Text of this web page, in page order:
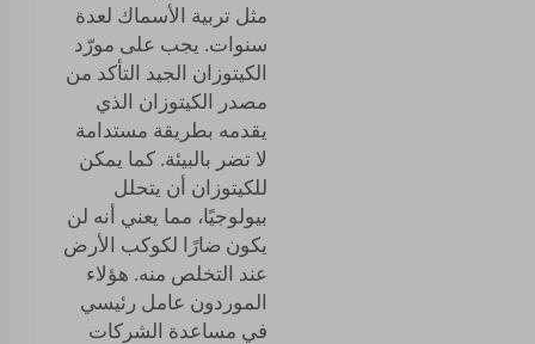
مثل تربية الأسماك لعدة
سنوات. يجب على مورّد
الكيتوزان الجيد التأكد من
مصدر الكيتوزان الذي
يقدمه بطريقة مستدامة
لا تضر بالبيئة. كما يمكن
للكيتوزان أن يتحلل
بيولوجيًا، مما يعني أنه لن
يكون ضارًا لكوكب الأرض
عند التخلص منه. هؤلاء
الموردون عامل رئيسي
في مساعدة الشركات